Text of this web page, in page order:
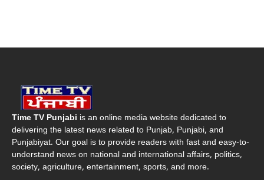
Time TV Punjabi is an online media website dedicated to
delivering the latest news related to Punjab, Punjabi, and
Punjabiyat. Our goal is to provide readers with fast and easy-to-
understand news on national and international affairs, politics,
society, agriculture, entertainment, sports, and more.